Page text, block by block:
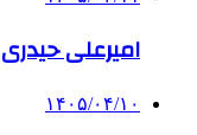
امیرعلی
۱۴۰۵/۰۴/۱۰